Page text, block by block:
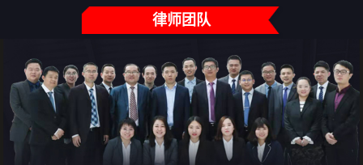
律师团队